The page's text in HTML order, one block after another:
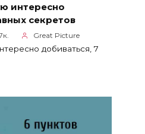
интересно
секретов
Great Picture
добиваться, 7